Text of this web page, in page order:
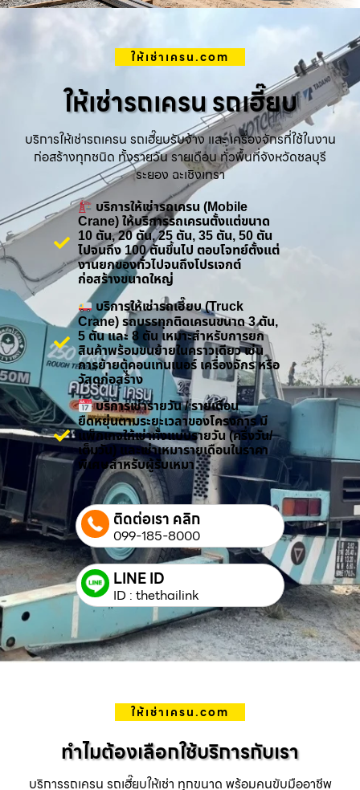
ให้เช่าเครน.com
ให้เช่ารถเครน รถเฮี๊ยบ
บริการให้เช่ารถเครน รถเฮี๊ยบรับจ้าง และ เครื่องจักรที่ใช้ในงาน
ก่อสร้างทุกชนิด ทั้งรายวัน รายเดือน ทั่วพื้นที่จังหวัดชลบุรี
ระยอง ฉะเชิงเทรา
บริการให้เช่ารถเครน (Mobile
Crane) ให้บริการรถเครนตั้งแต่ขนาด
10 ตัน, 20 ตัน, 25 ตัน, 35 ตัน, 50 ตัน
ไปจนถึง 100 ตันขึ้นไป ตอบโจทย์ตั้งแต่
งานยกของทั่วไปจนถึงโปรเจกต์
ก่อสร้างขนาดใหญ่
บริการให้เช่ารถเฮี๊ยบ (Truck
Crane) รถบรรทุกติดเครนขนาด 3 ตัน,
5 ตัน และ 8 ตัน เหมาะสำหรับการยก
สินค้าพร้อมขนย้ายในคราวเดียว เช่น
การย้ายตู้คอนเทนเนอร์ เครื่องจักร หรือ
วัสดุก่อสร้าง
บริการเช่ารายวัน / รายเดือน
ยืดหยุ่นตามระยะเวลาของโครงการ มี
แพ็กเกจให้เช่าทั้งแบบรายวัน (ครึ่งวัน/
เต็มวัน) และเช่าเหมารายเดือนในราคา
พิเศษสำหรับผู้รับเหมา
ติดต่อเรา คลิก
099-185-8000
LINE ID
ID : thethailink
ให้เช่าเครน.com
ทำไมต้องเลือกใช้บริการกับเรา
บริการรถเครน รถเฮี๊ยบให้เช่า ทุกขนาด พร้อมคนขับมืออาชีพ